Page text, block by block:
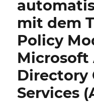
mit dem
Policy
Microsoft
Directory
Services